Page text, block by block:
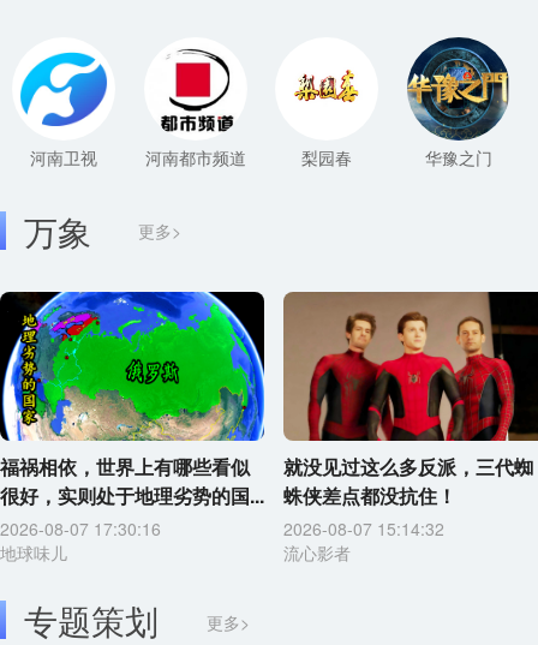
河南卫视 河南都市频道 梨园春 华豫之门
更多>
万象
福祸相依，世界上有哪些看似
很好，实则处于地理劣势的国...
2026-08-07 17:30:16
地球味儿
就没见过这么多反派，三代蜘
蛛侠差点都没抗住！
2026-08-07 15:14:32
流心影者
专题策划 更多>